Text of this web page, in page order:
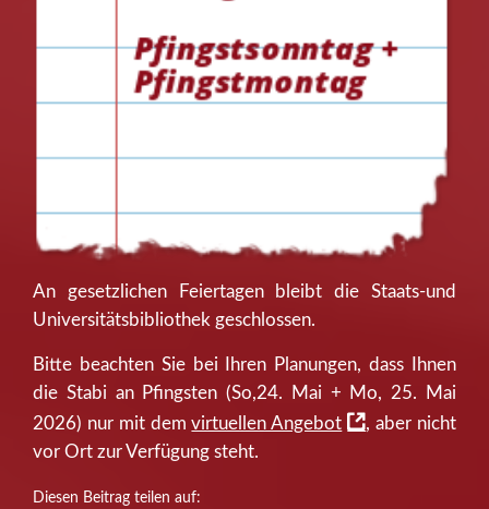
An gesetzlichen Feiertagen bleibt die Staats-und
Universitätsbibliothek geschlossen.
Bitte beachten Sie bei Ihren Planungen, dass Ihnen
die Stabi an Pfingsten (So,24. Mai + Mo, 25. Mai
2026) nur mit demvirtuellen Angebot
, aber nicht
vor Ort zur Verfügung steht.
Diesen Beitrag teilen auf: